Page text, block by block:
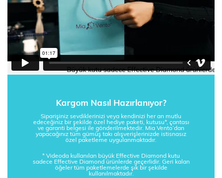
Kargom Nasıl Hazırlanıyor?
Siparişiniz sevdiklerinizi veya kendinizi her an mutlu
edeceğiniz bir şekilde özel hediye paketi, kutusu*, çantası
ve garanti belgesi ile gönderilmektedir. Mia Vento’dan
yapacağınız tüm gümüş takı alışverişlerinizde istisnasız
özel paketleme uygulanmaktadır.
* Videoda kullanılan büyük Effective Diamond kutu
sadece Effective Diamond ürünlerde geçerlidir. Geri kalan
öğeler tüm paketlemelerde şık bir şekilde
kullanılmaktadır.